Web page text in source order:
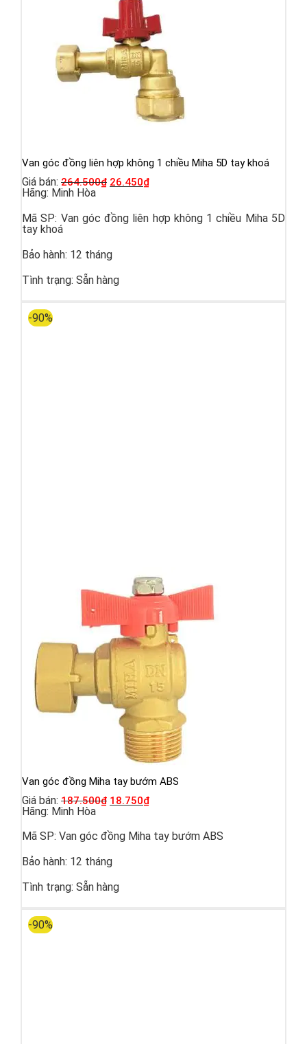
Van góc đồng liên hợp không 1 chiều Miha 5D tay khoá
Giá bán: 264.500₫ 26.450₫
Hãng: Minh Hòa
Mã SP: Van góc đồng liên hợp không 1 chiều Miha 5D
tay khoá
Bảo hành: 12 tháng
Tình trạng: Sẵn hàng
-90%
Van góc đồng Miha tay bướm ABS
Giá bán: 187.500₫ 18.750₫
Hãng: Minh Hòa
Mã SP: Van góc đồng Miha tay bướm ABS
Bảo hành: 12 tháng
Tình trạng: Sẵn hàng
-90%